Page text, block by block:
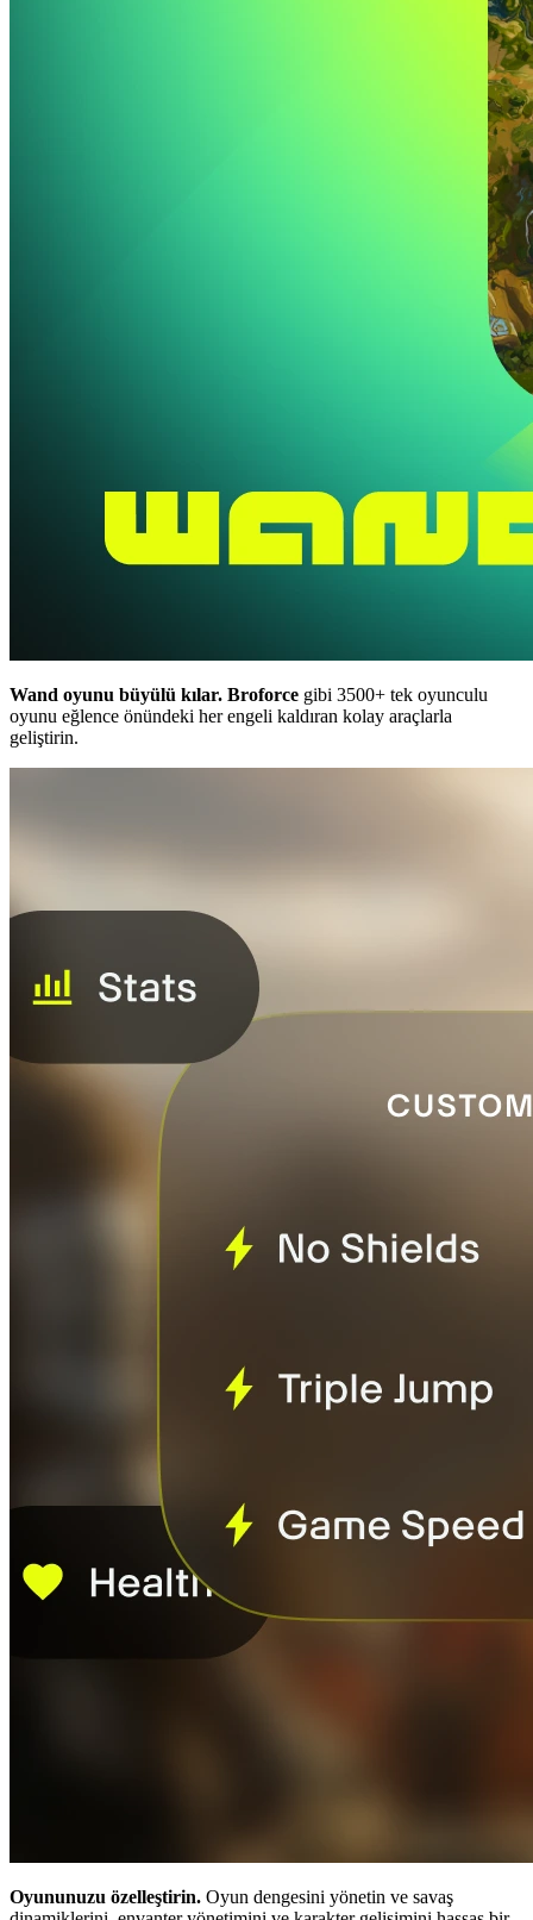
Wand oyunu büyülü kılar. Broforce gibi 3500+ tek oyunculu
oyunu eğlence önündeki her engeli kaldıran kolay araçlarla
geliştirin.
Oyununuzu özelleştirin. Oyun dengesini yönetin ve savaş